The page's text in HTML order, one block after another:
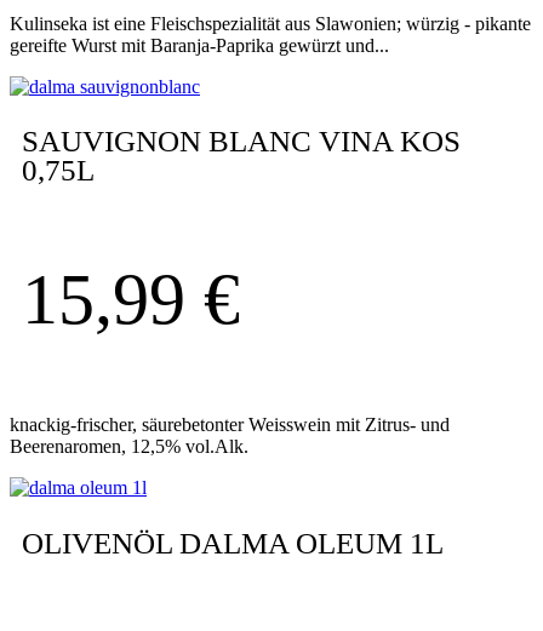
Kulinseka ist eine Fleischspezialität aus Slawonien; würzig - pikante
gereifte Wurst mit Baranja-Paprika gewürzt und...
SAUVIGNON BLANC VINA KOS
0,75L
15,99 €
knackig-frischer, säurebetonter Weisswein mit Zitrus- und
Beerenaromen, 12,5% vol.Alk.
OLIVENÖL DALMA OLEUM 1L